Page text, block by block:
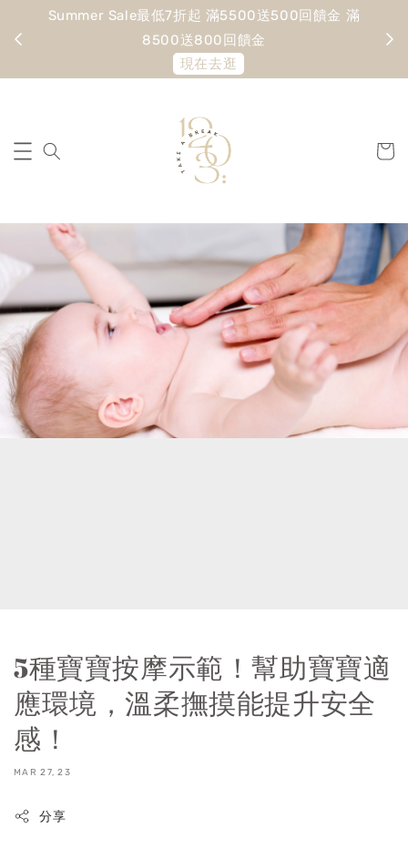
Summer Sale最低7折起 滿5500送500回饋金 滿
8500送800回饋金
現在去逛
5種寶寶按摩示範！幫助寶寶適
應環境，溫柔撫摸能提升安全
感！
MAR 27, 23
分享